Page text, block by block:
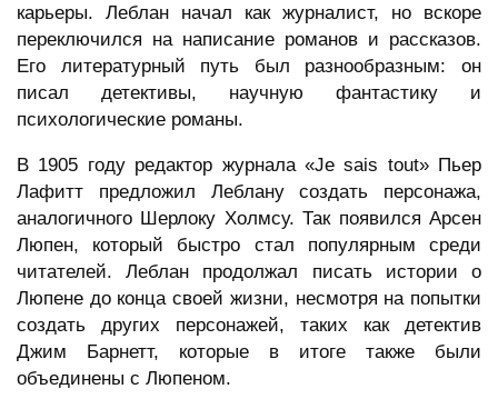
карьеры. Леблан начал как журналист, но вскоре
переключился на написание романов и рассказов.
Его литературный путь был разнообразным: он
писал детективы, научную фантастику и
психологические романы.
В 1905 году редактор журнала «Je sais tout» Пьер
Лафитт предложил Леблану создать персонажа,
аналогичного Шерлоку Холмсу. Так появился Арсен
Люпен, который быстро стал популярным среди
читателей. Леблан продолжал писать истории о
Люпене до конца своей жизни, несмотря на попытки
создать других персонажей, таких как детектив
Джим Барнетт, которые в итоге также были
объединены с Люпеном.